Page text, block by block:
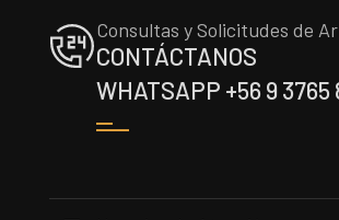
Consultas y Solicitudes de
CONTÁCTANOS
WHATSAPP +56 9 3765